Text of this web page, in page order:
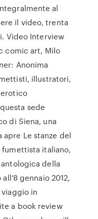
al
il video, trenta
Video Interview
comic art, Milo
Anonima
illustratori,
sede
di Siena, una
apre Le stanze del
italiano,
della
gennaio 2012,
in
a book review